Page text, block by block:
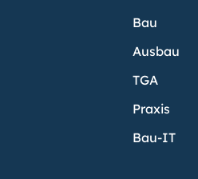
Bau
Ausbau
TGA
Praxis
Bau-IT